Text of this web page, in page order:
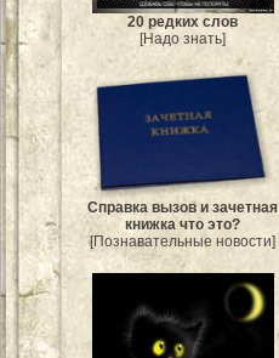
20 редких слов
[Надо знать]
Справка вызов и зачетная
книжка что это?
[Познавательные новости]